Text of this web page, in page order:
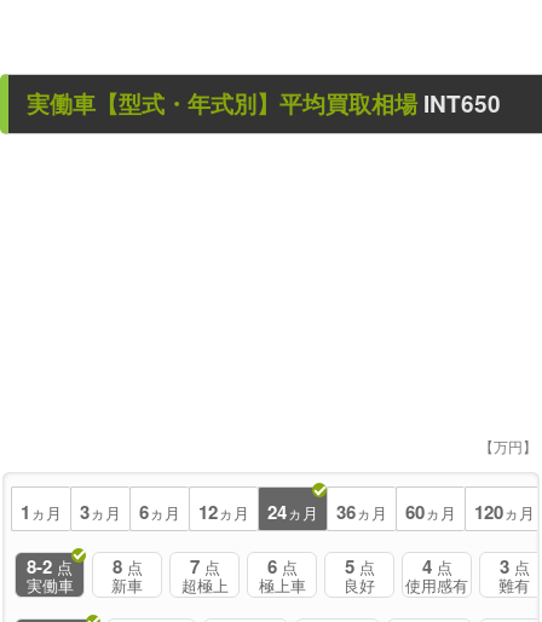
実働車 【型式・年式別】平均買取相場 INT650
【万円】
1 ヵ月 3ヵ月 6ヵ月 12ヵ月 24ヵ月 36ヵ月 60ヵ月 120ヵ月
8-2 点
実働車
8 点
新車
7 点
超極上
6 点
極上車
5 点
良好
4 点
使用感有
3 点
難有